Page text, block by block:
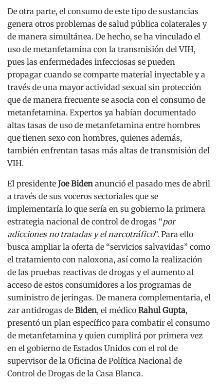
De otra parte, el consumo de este tipo de sustancias
genera otros problemas de salud pública colaterales y
de manera simultánea. De hecho, se ha vinculado el
uso de metanfetamina con la transmisión del VIH,
pues las enfermedades infecciosas se pueden
propagar cuando se comparte material inyectable y a
través de una mayor actividad sexual sin protección
que de manera frecuente se asocia con el consumo de
metanfetamina. Expertos ya habían documentado
altas tasas de uso de metanfetamina entre hombres
que tienen sexo con hombres, quienes además,
también enfrentan tasas más altas de transmisión del
VIH.
El presidente Joe Biden anunció el pasado mes de abril
a través de sus voceros sectoriales que se
implementaría lo que sería en su gobierno la primera
estrategia nacional de control de drogas “por
adicciones no tratadas y el narcotráfico”. Para ello
busca ampliar la oferta de “servicios salvavidas” como
el tratamiento con naloxona, así como la realización
de las pruebas reactivas de drogas y el aumento al
acceso de estos consumidores a los programas de
suministro de jeringas. De manera complementaria, el
zar antidrogas de Biden, el médico Rahul Gupta,
presentó un plan específico para combatir el consumo
de metanfetamina y quien cumplirá por primera vez
en el gobierno de Estados Unidos con el rol de
supervisor de la Oficina de Política Nacional de
Control de Drogas de la Casa Blanca.